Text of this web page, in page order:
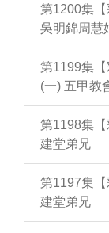
第1200集
吳明錦周慧
第1199集
(一) 五甲教
第1198集
建堂弟兄
第1197集
建堂弟兄